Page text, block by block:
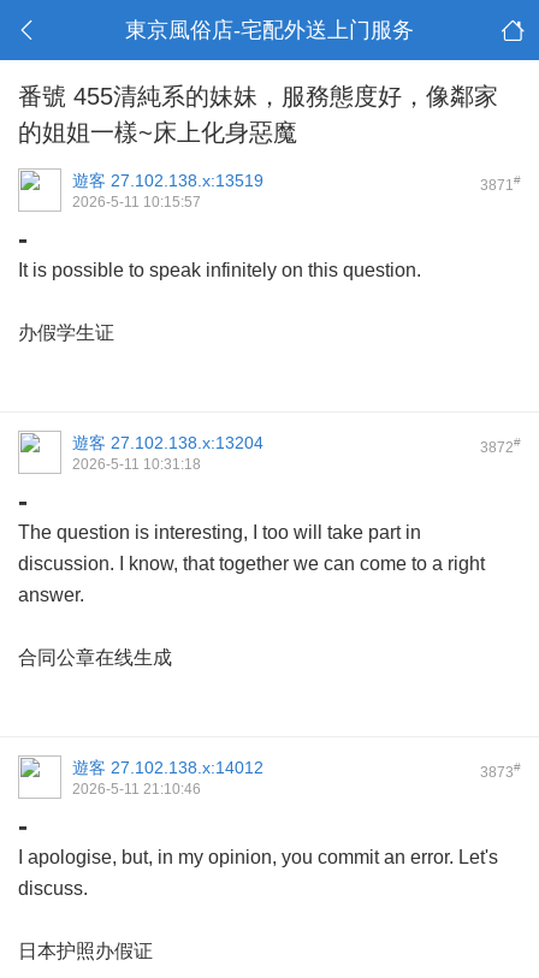
東京風俗店-宅配外送上门服务
番號 455清純系的妹妹，服務態度好，像鄰家
的姐姐一樣~床上化身惡魔
3871#
遊客 27.102.138.x:13519
2026-5-11 10:15:57
-
It is possible to speak infinitely on this question.
办假学生证
3872#
遊客 27.102.138.x:13204
2026-5-11 10:31:18
-
The question is interesting, I too will take part in
discussion. I know, that together we can come to a right
answer.
合同公章在线生成
3873#
遊客 27.102.138.x:14012
2026-5-11 21:10:46
-
I apologise, but, in my opinion, you commit an error. Let's
discuss.
日本护照办假证